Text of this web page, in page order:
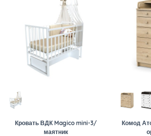
Кровать ВДК Magico mini-3/
маятник
Комод